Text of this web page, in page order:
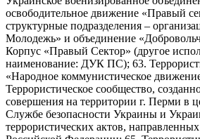
освободительное движение «Правый
структурные подразделения –
Молодежь» и объединение
Корпус «Правый Сектор» (другое
наименование: ДУК ПС); 63.
«Народное коммунистическое
Террористическое сообщество,
совершения на территории г. Перми в
Службе безопасности Украины и
террористических актов,